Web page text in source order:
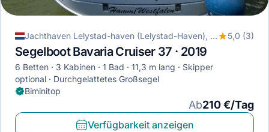
Jachthaven Lelystad-haven (Lelystad-Haven), Lelystad, Niederlande 5,0 (3)
Segelboot Bavaria Cruiser 37 · 2019
6 Betten 3 Kabinen 1 Bad 11,3 m lang
Skipper
optional
Durchgelattetes Großsegel
Biminitop
Ab210 €/Tag
Verfügbarkeit anzeigen